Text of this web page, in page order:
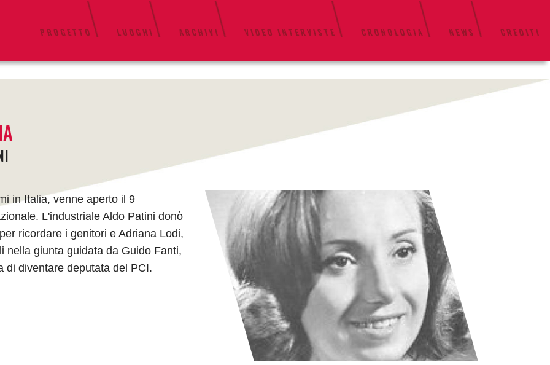
PROGETTO LUOGHI ARCHIVI VIDEO INTERVISTE CRONOLOGIA NEWS CREDITI
in Italia, venne aperto il 9
L'industriale Aldo Patini donò
ricordare i genitori e Adriana Lodi,
nella giunta guidata da Guido Fanti,
di diventare deputata del PCI.